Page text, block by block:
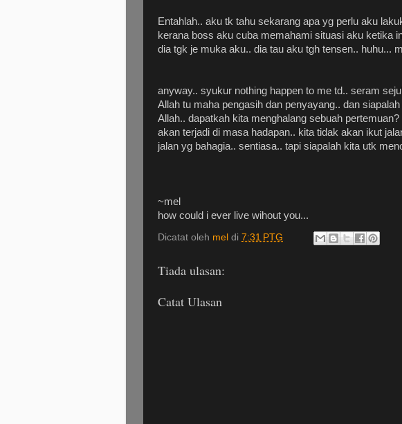
Entahlah.. aku tk tahu sekarang apa yg perlu aku
kerana boss aku cuba memahami situasi aku ketika
dia tgk je muka aku.. dia tau aku tgh tensen.. huhu...
anyway.. syukur nothing happen to me td.. seram
Allah tu maha pengasih dan penyayang.. dan
Allah.. dapatkah kita menghalang sebuah
akan terjadi di masa hadapan.. kita tidak akan ikut
jalan yg bahagia.. sentiasa.. tapi siapalah kita utk
~mel
how could i ever live wihout you...
Dicatat oleh mel di 7:31 PTG
Tiada ulasan:
Catat Ulasan